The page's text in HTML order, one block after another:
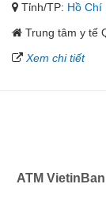
Tỉnh/TP: Hồ Chí
Trung tâm y tế
Xem chi tiết
ATM